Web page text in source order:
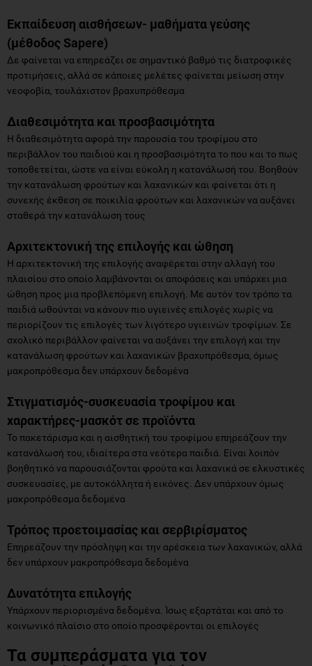
Εκπαίδευση αισθήσεων- μαθήματα γεύσης
(μέθοδος Sapere)
Δε φαίνεται να επηρεάζει σε σημαντικό βαθμό τις διατροφικές
προτιμήσεις, αλλά σε κάποιες μελέτες φαίνεται μείωση στην
νεοφοβία, τουλάχιστον βραχυπρόθεσμα
Διαθεσιμότητα και προσβασιμότητα
Η διαθεσιμότητα αφορά την παρουσία του τροφίμου στο
περιβάλλον του παιδιού και η προσβασιμότητα το που και το πως
τοποθετείται, ώστε να είναι εύκολη η κατανάλωσή του. Βοηθούν
την κατανάλωση φρούτων και λαχανικών και φαίνεται ότι η
συνεχής έκθεση σε ποικιλία φρούτων και λαχανικών να αυξάνει
σταθερά την κατανάλωση τους
Αρχιτεκτονική της επιλογής και ώθηση
Η αρχιτεκτονική της επιλογής αναφέρεται στην αλλαγή του
πλαισίου στο οποίο λαμβάνονται οι αποφάσεις και υπάρχει μια
ώθηση προς μια προβλεπόμενη επιλογή. Με αυτόν τον τρόπο τα
παιδιά ωθούνται να κάνουν πιο υγιεινές επιλογές χωρίς να
περιορίζουν τις επιλογές των λιγότερο υγιεινών τροφίμων. Σε
σχολικό περιβάλλον φαίνεται να αυξάνει την επιλογή και την
κατανάλωση φρούτων και λαχανικών βραχυπρόθεσμα, όμως
μακροπρόθεσμα δεν υπάρχουν δεδομένα
Στιγματισμός-συσκευασία τροφίμου και
χαρακτήρες-μασκότ σε προϊόντα
Το πακετάρισμα και η αισθητική του τροφίμου επηρεάζουν την
κατανάλωσή του, ιδιαίτερα στα νεότερα παιδιά. Είναι λοιπόν
βοηθητικό να παρουσιάζονται φρούτα και λαχανικά σε ελκυστικές
συσκευασίες, με αυτοκόλλητα ή εικόνες. Δεν υπάρχουν όμως
μακροπρόθεσμα δεδομένα
Τρόπος προετοιμασίας και σερβιρίσματος
Επηρεάζουν την πρόσληψη και την αρέσκεια των λαχανικών, αλλά
δεν υπάρχουν μακροπρόθεσμα δεδομένα
Δυνατότητα επιλογής
Υπάρχουν περιορισμένα δεδομένα. Ίσως εξαρτάται και από το
κοινωνικό πλαίσιο στο οποίο προσφέρονται οι επιλογές
Τα συμπεράσματα για τον